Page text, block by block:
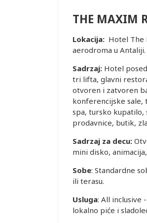
THE MAXIM
Lokacija: Hotel The
aerodroma u Antaliji.
Sadrzaj: Hotel
tri lifta, glavni
otvoren i zatvoren
konferencijske sale,
spa, tursko kupatilo,
prodavnice, butik,
Sadrzaj za decu:
mini disko,
Sobe: Standardne
ili terasu.
Usluga: All inclusive
lokalno piće i